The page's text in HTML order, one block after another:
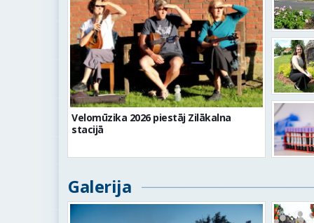
Velomūzika 2026 piestāj Zilākalna
stacijā
Galerija